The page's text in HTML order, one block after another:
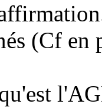
(Cf
qu'est